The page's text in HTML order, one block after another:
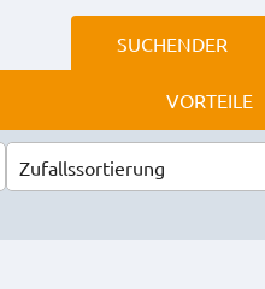
SUCHENDER
VORTEILE
Zufallssortierung